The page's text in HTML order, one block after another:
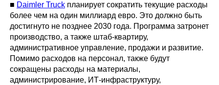
■ Daimler Truck планирует сократить текущие расходы
более чем на один миллиард евро. Это должно быть
достигнуто не позднее 2030 года. Программа затронет
производство, а также штаб-квартиру,
административное управление, продажи и развитие.
Помимо расходов на персонал, также будут
сокращены расходы на материалы,
администрирование, ИТ-инфраструктуру,